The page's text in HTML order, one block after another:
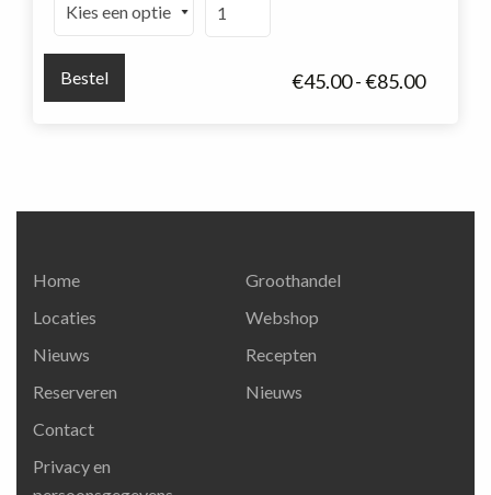
€45.00-€85.00
Bestel
Home
Locaties
Nieuws
Reserveren
Contact
Privacy en
Groothandel
Webshop
Recepten
Nieuws